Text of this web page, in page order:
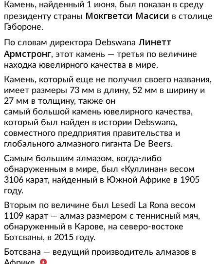
Камень, найденный 1 июня, был показан в среду
президенту страны Мокгветси Масиси в столице
Габороне.
По словам директора Debswana Линетт
Армстронг, этот камень — третья по величине
находка ювелирного качества в мире.
Камень, который еще не получил своего названия,
имеет размеры 73 мм в длину, 52 мм в ширину и
27 мм в толщину, также он
самый большой камень ювелирного качества,
который был найден в истории Debswana,
совместного предприятия правительства и
глобального алмазного гиганта De Beers.
Самым большим алмазом, когда-либо
обнаруженным в мире, был «Куллинан» весом
3106 карат, найденный в Южной Африке в 1905
году.
Вторым по величине был Lesedi La Rona весом
1109 карат — алмаз размером с теннисный мяч,
обнаруженный в Карове, на северо-востоке
Ботсваны, в 2015 году.
Ботсвана — ведущий производитель алмазов в